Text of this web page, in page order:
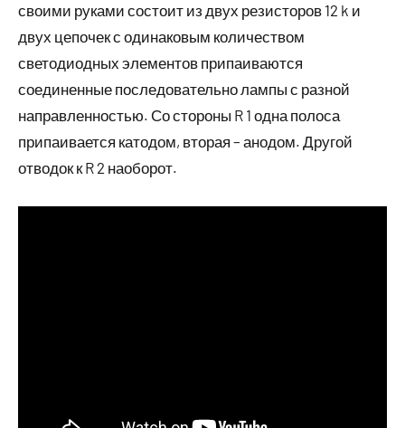
своими руками состоит из двух резисторов 12 k и
двух цепочек с одинаковым количеством
светодиодных элементов припаиваются
соединенные последовательно лампы с разной
направленностью. Со стороны R 1 одна полоса
припаивается катодом, вторая – анодом. Другой
отводок к R 2 наоборот.